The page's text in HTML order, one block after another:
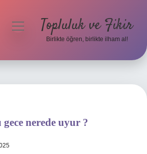
menüyüTopluluk ve Fikir
Birlikte öğren, birlikte ilham al!
nerede uyur ?